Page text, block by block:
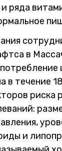
ряда
в
в течение
риска
и